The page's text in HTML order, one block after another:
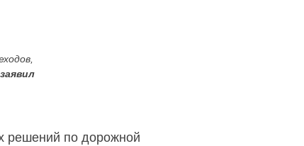
заявил
решений по дорожной